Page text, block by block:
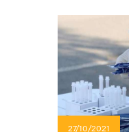
27/10/2021